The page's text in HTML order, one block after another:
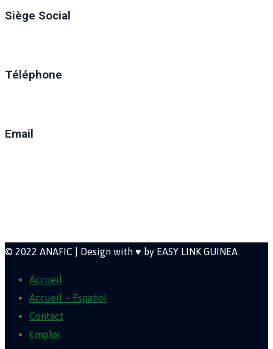
Siège Social
Téléphone
Email
© 2022 ANAFIC | Design with ♥ by EASY LINK GUINEA
Accueil
Accueil – Español
Contact
Emploi